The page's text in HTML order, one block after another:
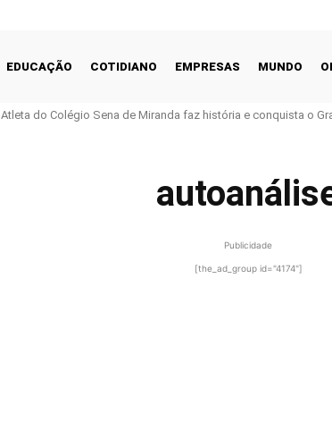
EDUCAÇÃO COTIDIANO EMPRESAS MUNDO
Atleta do Colégio Sena de Miranda faz história e conquista o
Publicidade
[the_ad_group id="4174"]